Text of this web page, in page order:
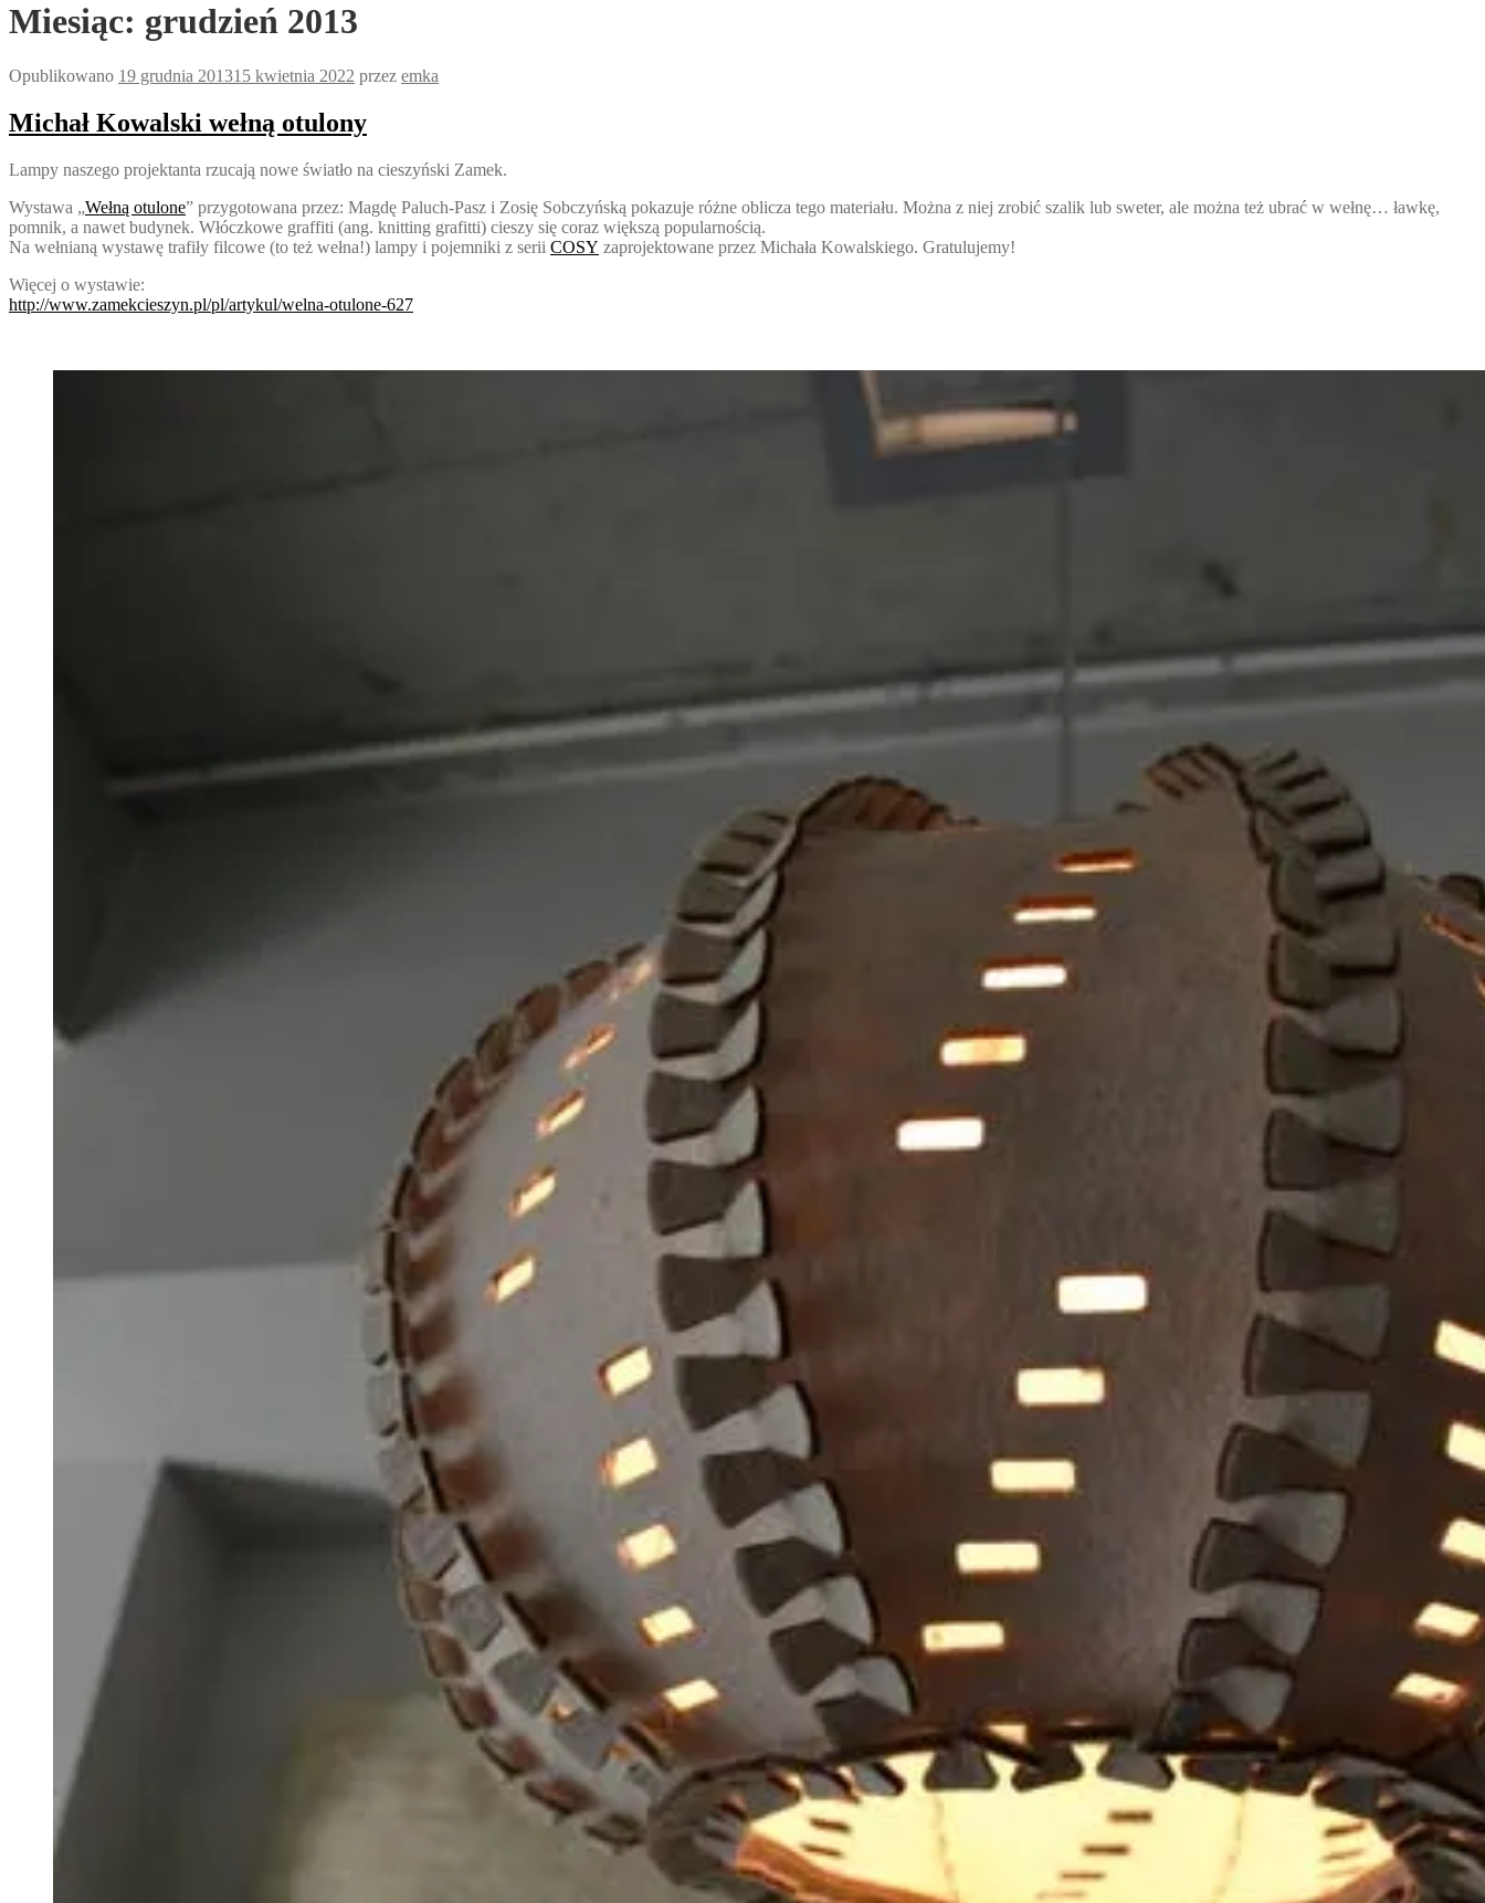
Miesiąc: grudzień 2013
Opublikowano 19 grudnia 201315 kwietnia 2022 przez emka
Michał Kowalski wełną otulony
Lampy naszego projektanta rzucają nowe światło na cieszyński Zamek.
Wystawa „Wełną otulone” przygotowana przez: Magdę Paluch-Pasz i Zosię Sobczyńską pokazuje różne oblicza tego materiału. Można z niej zrobić szalik lub sweter, ale można też ubrać w wełnę… ławkę,
pomnik, a nawet budynek. Włóczkowe graffiti (ang. knitting grafitti) cieszy się coraz większą popularnością.
Na wełnianą wystawę trafiły filcowe (to też wełna!) lampy i pojemniki z serii COSY zaprojektowane przez Michała Kowalskiego. Gratulujemy!
Więcej o wystawie:
http://www.zamekcieszyn.pl/pl/artykul/welna-otulone-627